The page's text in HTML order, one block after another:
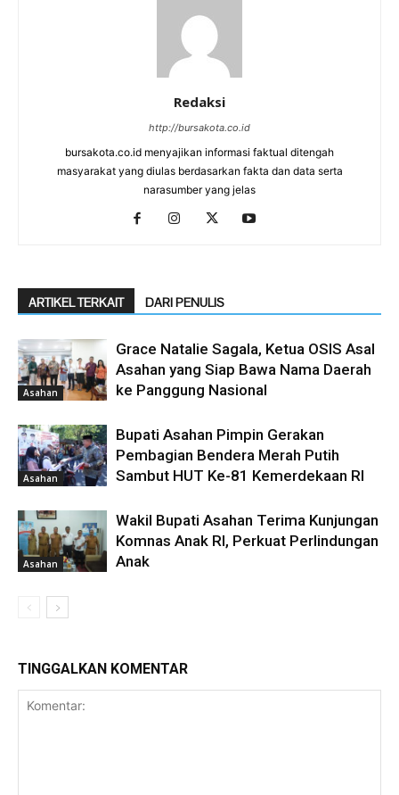
Redaksi
http://bursakota.co.id
bursakota.co.id menyajikan informasi faktual ditengah
masyarakat yang diulas berdasarkan fakta dan data serta
narasumber yang jelas
ARTIKEL TERKAIT DARI PENULIS
Asahan
Grace Natalie Sagala, Ketua OSIS Asal
Asahan yang Siap Bawa Nama Daerah
ke Panggung Nasional
Asahan
Bupati Asahan Pimpin Gerakan
Pembagian Bendera Merah Putih
Sambut HUT Ke-81 Kemerdekaan RI
Asahan
Wakil Bupati Asahan Terima Kunjungan
Komnas Anak RI, Perkuat Perlindungan
Anak
TINGGALKAN KOMENTAR